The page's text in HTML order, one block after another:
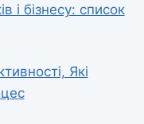
і бізнесу: список
Які